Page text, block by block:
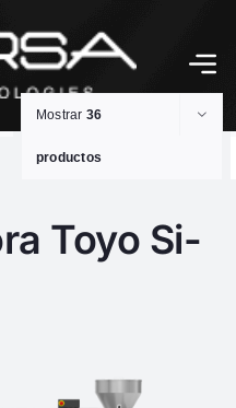
Mostrar 36
productos
Toyo Si-